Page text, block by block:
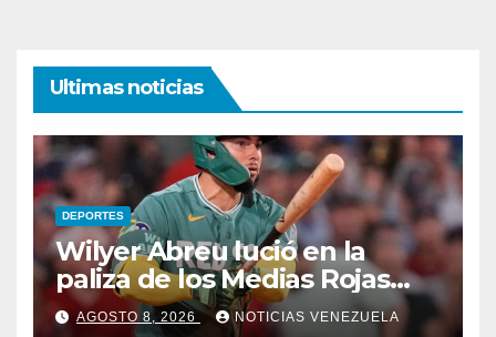
Ultimas noticias
DEPORTES
Wilyer Abreu lució en la
paliza de los Medias Rojas
sobre los Atléticos
AGOSTO 8, 2026 NOTICIAS VENEZUELA